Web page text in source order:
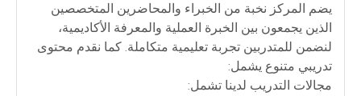
يضم المركز نخبة من الخبراء والمحاضرين المتخصصين
الذين يجمعون بين الخبرة العملية والمعرفة الأكاديمية،
لنضمن للمتدربين تجربة تعليمية متكاملة. كما نقدم محتوى
تدريبي متنوع يشمل:
مجالات التدريب لدينا تشمل: